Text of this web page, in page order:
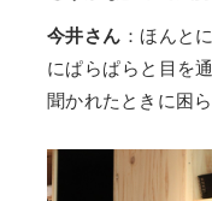
今井さん ：ほんと
にぱらぱらと目を
聞かれたときに困